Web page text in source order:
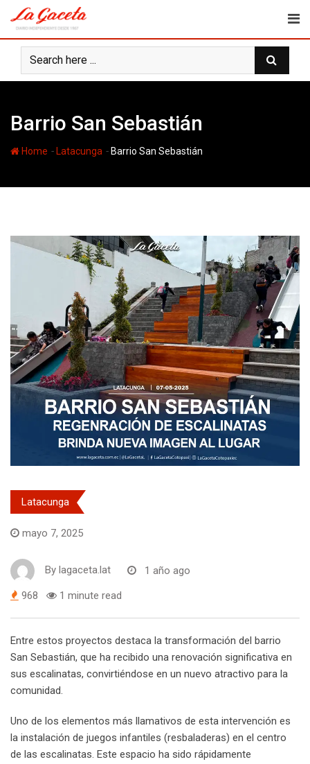
content
Barrio San Sebastián
Home - Latacunga - Barrio San Sebastián
Latacunga
mayo 7, 2025
By lagaceta.lat 1 año ago
968 1 minute read
Entre estos proyectos destaca la transformación del barrio
San Sebastián, que ha recibido una renovación significativa en
sus escalinatas, convirtiéndose en un nuevo atractivo para la
comunidad.
Uno de los elementos más llamativos de esta intervención es
la instalación de juegos infantiles (resbaladeras) en el centro
de las escalinatas. Este espacio ha sido rápidamente